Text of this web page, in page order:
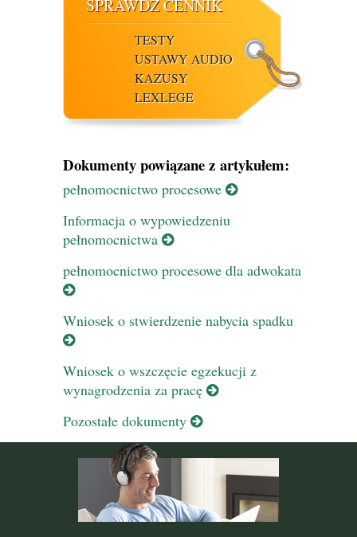
SPRAWDŹ CENNIK
TESTY
USTAWY AUDIO
KAZUSY
LEXLEGE
Dokumenty powiązane z artykułem:
pełnomocnictwo procesowe
Informacja o wypowiedzeniu
pełnomocnictwa
pełnomocnictwo procesowe dla adwokata
Wniosek o stwierdzenie nabycia spadku
Wniosek o wszczęcie egzekucji z
wynagrodzenia za pracę
Pozostałe dokumenty